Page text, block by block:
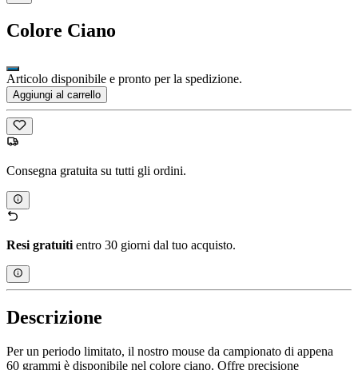
Colore Ciano
Articolo disponibile e pronto per la spedizione.
Aggiungi al carrello
Consegna gratuita su tutti gli ordini.
Resi gratuiti entro 30 giorni dal tuo acquisto.
Descrizione
Per un periodo limitato, il nostro mouse da campionato di appena
60 grammi è disponibile nel colore ciano. Offre precisione